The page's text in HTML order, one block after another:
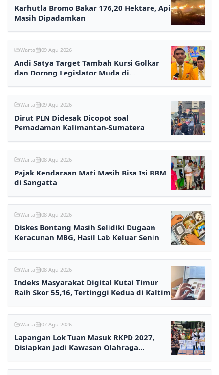
Karhutla Bromo Bakar 176,20 Hektare, Api
Masih Dipadamkan
Warta 09 Agu 2026
Andi Satya Target Tambah Kursi Golkar
dan Dorong Legislator Muda di
Warta 09 Agu 2026
Dirut PLN Didesak Dicopot soal
Pemadaman Kalimantan-Sumatera
Warta 08 Agu 2026
Pajak Kendaraan Mati Masih Bisa Isi BBM
di Sangatta
Warta 08 Agu 2026
Diskes Bontang Masih Selidiki Dugaan
Keracunan MBG, Hasil Lab Keluar Senin
Warta 08 Agu 2026
Indeks Masyarakat Digital Kutai Timur
Raih Skor 55,16, Tertinggi Kedua di Kaltim
Warta 07 Agu 2026
Lapangan Lok Tuan Masuk RKPD 2027,
Disiapkan jadi Kawasan Olahraga